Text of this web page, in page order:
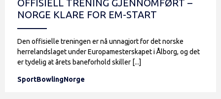
SportBowlingNorge
OFFISIELL TRENING GJENNOMFØRT –
NORGE KLARE FOR EM-START
Den offisielle treningen er nå unnagjort for det norske
herrelandslaget under Europamesterskapet i Ålborg, og det
er tydelig at årets baneforhold skiller [...]